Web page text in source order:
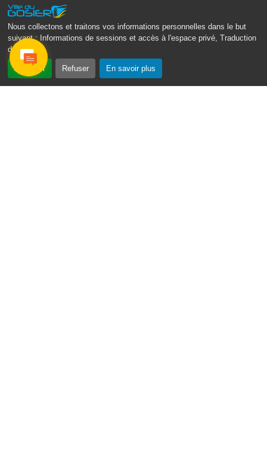
Nous collectons et traitons vos informations personnelles dans le but
suivant :
Informations de sessions et accès à l'espace privé, Traduction
des pages .
Accepter Refuser En savoir plus
67, Boulevard du Général de Gaulle
97190 Le Gosier
Tél.05 90 84 86 86
Envoyer un email
Contacter la P.R.A.D.A